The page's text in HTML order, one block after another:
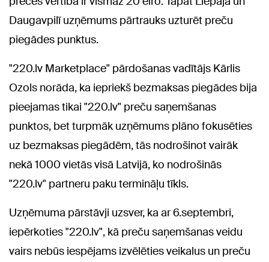
Daugavpilī uzņēmums pārtrauks uzturēt preču
piegādes punktus.
"220.lv Marketplace" pārdošanas vadītājs Kārlis
Ozols norāda, ka iepriekš bezmaksas piegādes bija
pieejamas tikai "220.lv" preču saņemšanas
punktos, bet turpmāk uzņēmums plāno fokusēties
uz bezmaksas piegādēm, tās nodrošinot vairāk
nekā 1000 vietās visā Latvijā, ko nodrošinās
"220.lv" partneru paku termināļu tīkls.
Uzņēmuma pārstāvji uzsver, ka ar 6.septembri,
iepērkoties "220.lv", kā preču saņemšanas veidu
vairs nebūs iespējams izvēlēties veikalus un preču